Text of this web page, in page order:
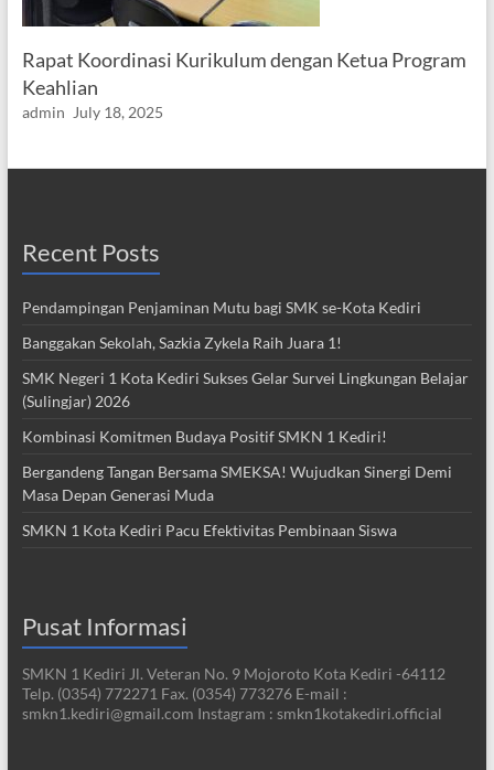
Rapat Koordinasi Kurikulum dengan Ketua Program
Keahlian
admin July 18, 2025
Recent Posts
Pendampingan Penjaminan Mutu bagi SMK se-Kota Kediri
Banggakan Sekolah, Sazkia Zykela Raih Juara 1!
SMK Negeri 1 Kota Kediri Sukses Gelar Survei Lingkungan Belajar
(Sulingjar) 2026
Kombinasi Komitmen Budaya Positif SMKN 1 Kediri!
Bergandeng Tangan Bersama SMEKSA! Wujudkan Sinergi Demi
Masa Depan Generasi Muda
SMKN 1 Kota Kediri Pacu Efektivitas Pembinaan Siswa
Pusat Informasi
SMKN 1 Kediri Jl. Veteran No. 9 Mojoroto Kota Kediri -64112
Telp. (0354) 772271 Fax. (0354) 773276 E-mail :
smkn1.kediri@gmail.com Instagram : smkn1kotakediri.official